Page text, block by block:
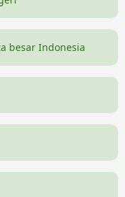
besar Indonesia